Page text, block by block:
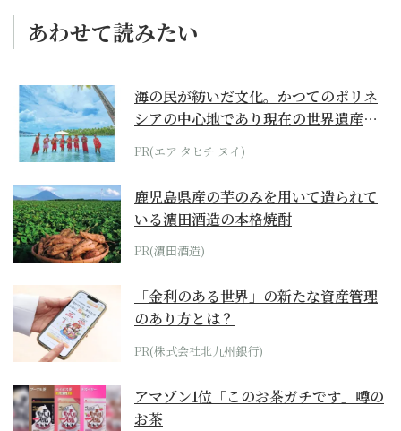
あわせて読みたい
海の民が紡いだ文化。かつてのポリネ
シアの中心地であり現在の世界遺産か
らみえてくる...
PR(エア タヒチ ヌイ)
鹿児島県産の芋のみを用いて造られて
いる濵田酒造の本格焼酎
PR(濵田酒造)
「金利のある世界」の新たな資産管理
のあり方とは？
PR(株式会社北九州銀行)
アマゾン1位「このお茶ガチです」噂の
お茶